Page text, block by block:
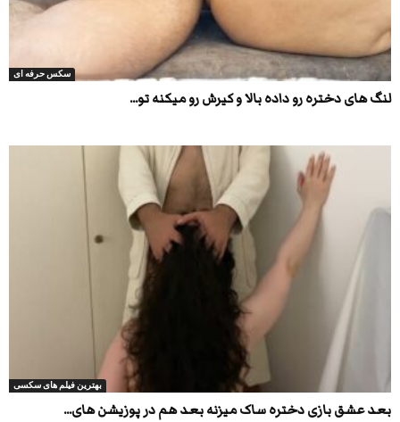
سکس حرفه ای
لنگ های دختره رو داده بالا و کیرش رو میکنه تو...
بهترین فیلم های سکسی
بعد عشق بازی دختره ساک میزنه بعد هم در پوزیشن های...